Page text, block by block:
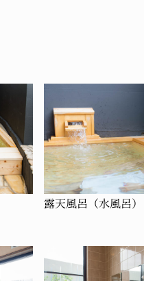
露天風呂（水風呂）